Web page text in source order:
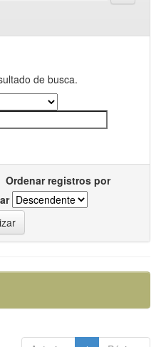
de busca.
Ordenar registros por